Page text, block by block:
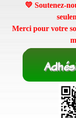
💛 Soutenez-
Merci pour votre